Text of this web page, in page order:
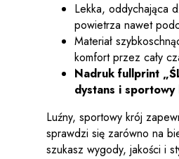
Lekka, oddychająca
powietrza nawet
Materiał
komfort przez cały
Nadruk fullprint
dystans i
Luźny, sportowy krój
sprawdzi się zarówno na
szukasz wygody, jakości i